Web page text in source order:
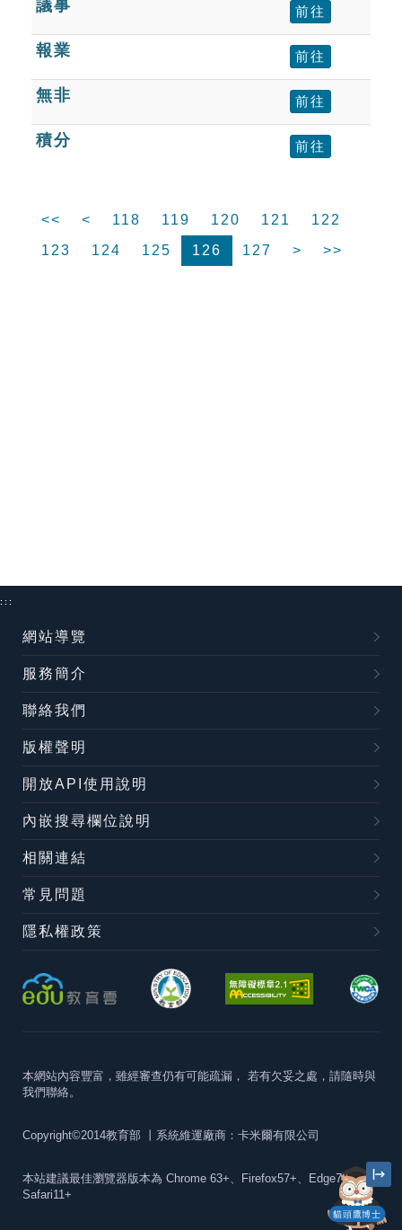
議事 前往
報業 前往
無非 前往
積分 前往
<< < 118 119 120 121
122
123
124 125 126 127 > >>
貓頭鷹博士
:::
網站導覽
服務簡介
聯絡我們
版權聲明
開放API使用說明
內嵌搜尋欄位說明
相關連結
常見問題
隱私權政策
本網站內容豐富，雖經審查仍有可能疏漏， 若有欠妥之處，請隨時與
我們聯絡。
Copyright©2014教育部 丨系統維運廠商：卡米爾有限公司
本站建議最佳瀏覽器版本為 Chrome 63+、Firefox57+、Edge79+及
Safari11+